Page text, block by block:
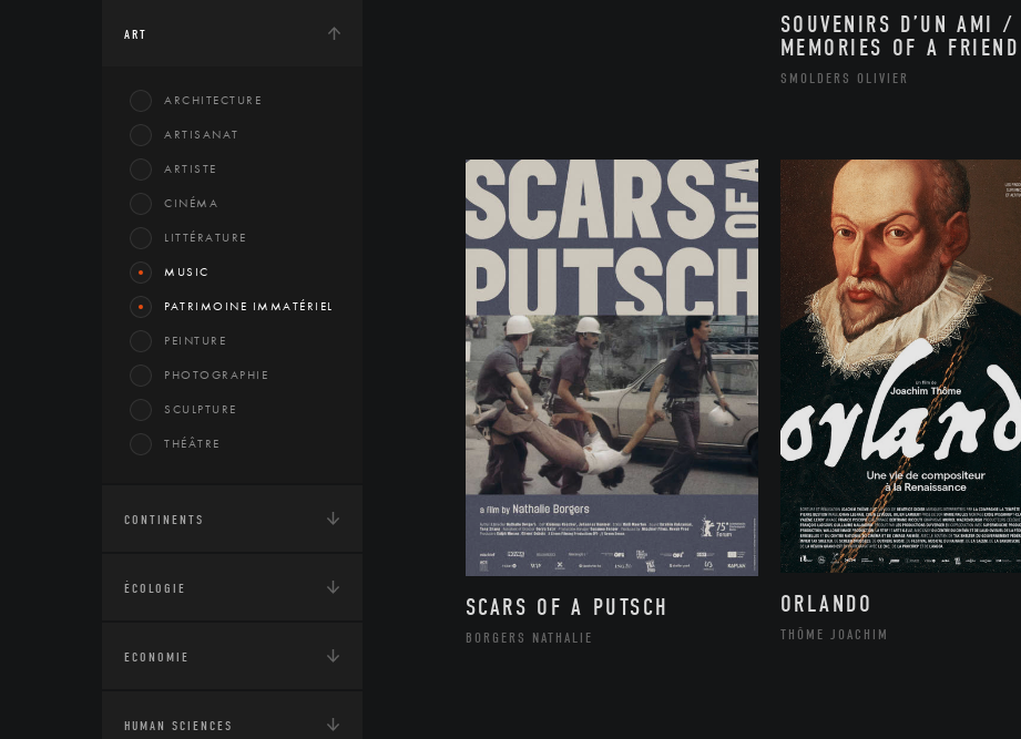
ART
ARCHITECTURE
ARTISANAT
ARTISTE
CINÉMA
LITTÉRATURE
MUSIC
PATRIMOINE IMMATÉRIEL
PEINTURE
PHOTOGRAPHIE
SCULPTURE
THÉÂTRE
CONTINENTS
ÉCOLOGIE
ECONOMIE
HUMAN SCIENCES
SOUVENIRS D’UN AMI /
MEMORIES OF A FRIEND
SMOLDERS OLIVIER
SCARS OF A PUTSCH
BORGERS NATHALIE
ORLANDO
THÔME JOACHIM